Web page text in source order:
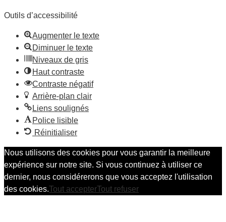
Outils d’accessibilité
Augmenter le texte
Diminuer le texte
Niveaux de gris
Haut contraste
Contraste négatif
Arrière-plan clair
Liens soulignés
Police lisible
Réinitialiser
Nous utilisons des cookies pour vous garantir la meilleure
expérience sur notre site. Si vous continuez à utiliser ce
dernier, nous considérerons que vous acceptez l'utilisation
des cookies.Tout accepterTout refuser